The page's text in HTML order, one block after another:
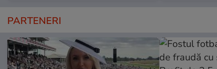
PARTENERI